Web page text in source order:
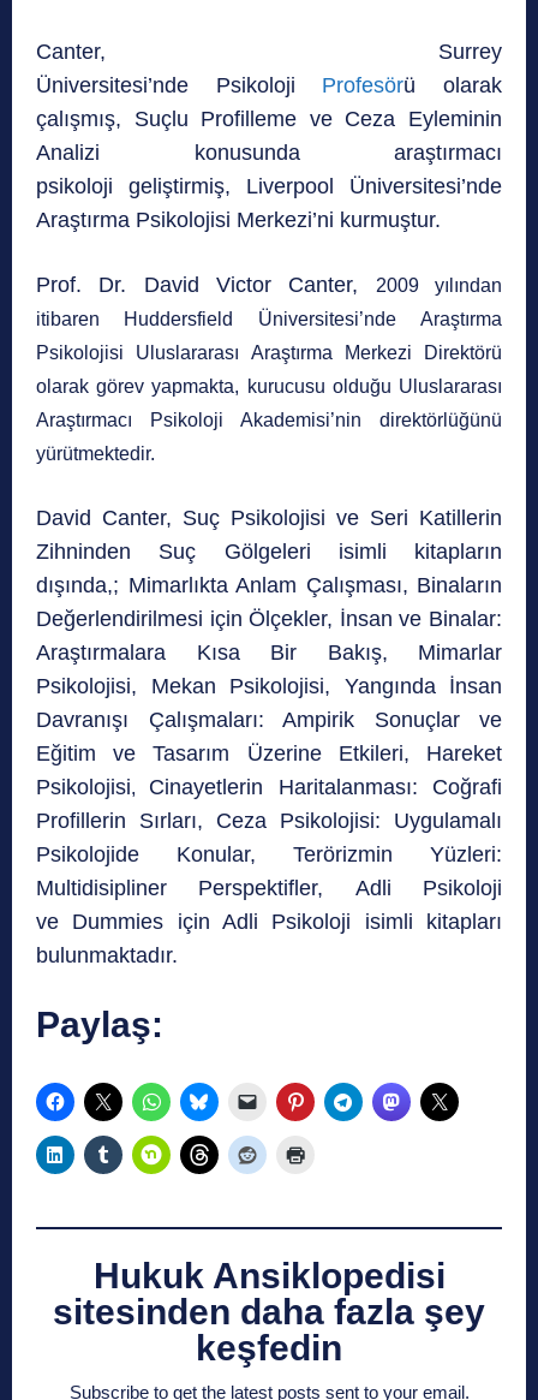
Canter, Surrey
Üniversitesi’nde Psikoloji Profesörü olarak
çalışmış, Suçlu Profilleme ve Ceza Eyleminin
Analizi konusunda araştırmacı
psikoloji geliştirmiş,
Liverpool Üniversitesi’nde
Araştırma Psikolojisi Merkezi’ni kurmuştur.
Prof. Dr. David Victor Canter,
2009 yılından
itibaren Huddersfield Üniversitesi’nde Araştırma
Psikolojisi Uluslararası Araştırma Merkezi Direktörü
olarak görev yapmakta, kurucusu olduğu U luslararası
Araştırmacı Psikoloji Akademisi’nin direktörlüğünü
yürütmektedir.
David Canter, Suç Psikolojisi ve Seri Katillerin
Zihninden Suç Gölgeleri isimli kitapların
dışında,; Mimarlıkta Anlam Çalışması, Binaların
Değerlendirilmesi için Ölçekler, İnsan ve Binalar:
Araştırmalara Kısa Bir Bakış, Mimarlar
Psikolojisi, Mekan Psikolojisi, Yangında İnsan
Davranışı Çalışmaları: Ampirik Sonuçlar ve
Eğitim ve Tasarım Üzerine Etkileri, Hareket
Psikolojisi, Cinayetlerin Haritalanması: Coğrafi
Profillerin Sırları, Ceza Psikolojisi: Uygulamalı
Psikolojide Konular, Terörizmin Yüzleri:
Multidisipliner Perspektifler, Adli Psikoloji
ve Dummies için Adli Psikoloji isimli kitapları
bulunmaktadır.
Paylaş:
Hukuk Ansiklopedisi
sitesinden daha fazla şey
keşfedin
Subscribe to get the latest posts sent to your email.